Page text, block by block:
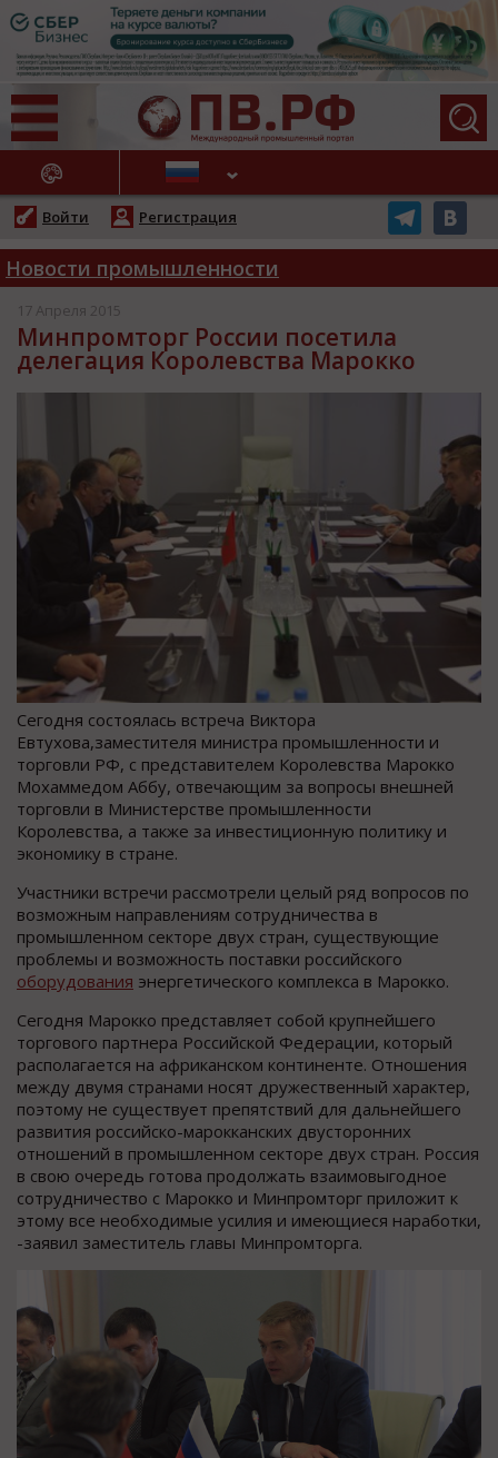
НОВОСТИ
Войти Регистрация
Новости промышленности
17 Апреля 2015
Минпромторг России посетила
делегация Королевства Марокко
Сегодня состоялась встреча Виктора
Евтухова,заместителя министра промышленности и
торговли РФ, с представителем Королевства Марокко
Мохаммедом Аббу, отвечающим за вопросы внешней
торговли в Министерстве промышленности
Королевства, а также за инвестиционную политику и
экономику в стране.
Участники встречи рассмотрели целый ряд вопросов по
возможным направлениям сотрудничества в
промышленном секторе двух стран, существующие
проблемы и возможность поставки российского
оборудования энергетического комплекса в Марокко.
Сегодня Марокко представляет собой крупнейшего
торгового партнера Российской Федерации, который
располагается на африканском континенте. Отношения
между двумя странами носят дружественный характер,
поэтому не существует препятствий для дальнейшего
развития российско-марокканских двусторонних
отношений в промышленном секторе двух стран. Россия
в свою очередь готова продолжать взаимовыгодное
сотрудничество с Марокко и Минпромторг приложит к
этому все необходимые усилия и имеющиеся наработки,
-заявил заместитель главы Минпромторга.